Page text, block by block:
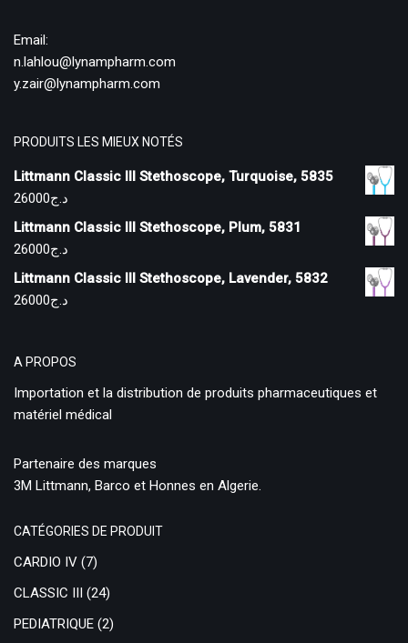
Email:
n.lahlou@lynampharm.com
y.zair@lynampharm.com
PRODUITS LES MIEUX NOTÉS
Littmann Classic III Stethoscope, Turquoise, 5835
د.ج26000
Littmann Classic III Stethoscope, Plum, 5831
د.ج26000
Littmann Classic III Stethoscope, Lavender, 5832
د.ج26000
A PROPOS
Importation et la distribution de produits pharmaceutiques et
matériel médical
Partenaire des marques
3M Littmann, Barco et Honnes en Algerie.
CATÉGORIES DE PRODUIT
CARDIO IV (7)
CLASSIC III (24)
PEDIATRIQUE (2)